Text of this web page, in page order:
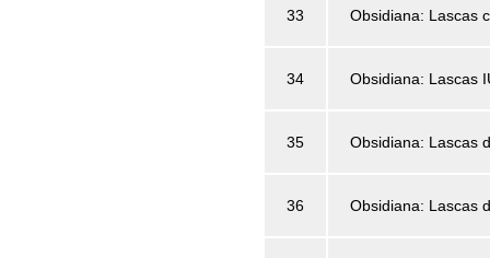
33 Obsidiana: Lascas
34 Obsidiana: Lascas
35 Obsidiana: Lascas
36 Obsidiana: Lascas